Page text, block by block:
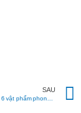
SAU